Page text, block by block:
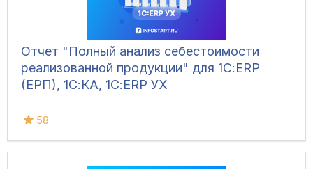
Отчет "Полный анализ себестоимости
реализованной продукции" для 1С:ERP
(ЕРП), 1С:КА, 1С:ERP УХ
58